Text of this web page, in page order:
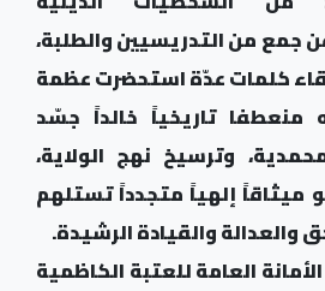
جمع من التدريسيين والطلبة،
كلمات عدّة استحضرت عظمة
منعطفا تاريخياً خالداً جسّد
وترسيخ نهج الولاية،
ميثاقاً إلهياً متجدداً تستلهم
والعدالة والقيادة الرشيدة.
العامة للعتبة الكاظمية